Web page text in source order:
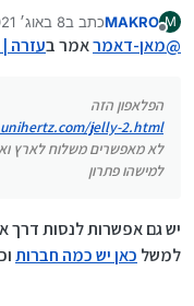
לא
אשמח
M
מנותק
MAKROכתב ב8 באוג׳ 2021, 22:40
נערך לאחרונה
@מאן-דאמראמר בעזרה |
הפלאפון הזה
jelly-2.html
לא מאפשרים משלוח לארץ
למישהו פתרון
יש גם אפשרות לנסות דרך
למשל כאן יש כמה חברות